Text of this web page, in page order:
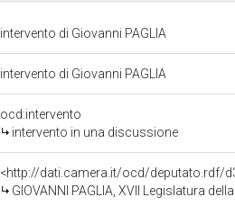
intervento di Giovanni PAGLIA
intervento di Giovanni PAGLIA
ocd:intervento
intervento in una discussione
<http://dati.camera.it/ocd/deputato.rdf/
GIOVANNI PAGLIA, XVII Legislatura